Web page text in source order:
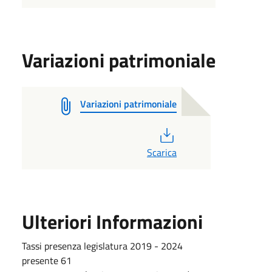
Variazioni patrimoniale
Variazioni patrimoniale
Scarica
Ulteriori Informazioni
Tassi presenza legislatura 2019 - 2024
presente 61